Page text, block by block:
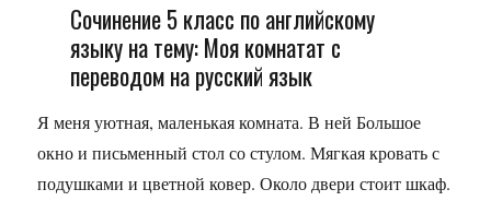
Сочинение 5 класс по английскому
языку на тему: Моя комнатат с
переводом на русский язык
Я меня уютная, маленькая комната. В ней Большое
окно и письменный стол со стулом. Мягкая кровать с
подушками и цветной ковер. Около двери стоит шкаф.